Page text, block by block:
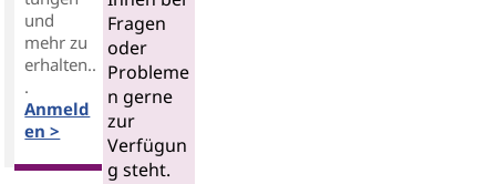
und
mehr zu
erhalten..
.
Anmeld
en >
Fragen
oder
Probleme
n gerne
zur
Verfügun
g steht.